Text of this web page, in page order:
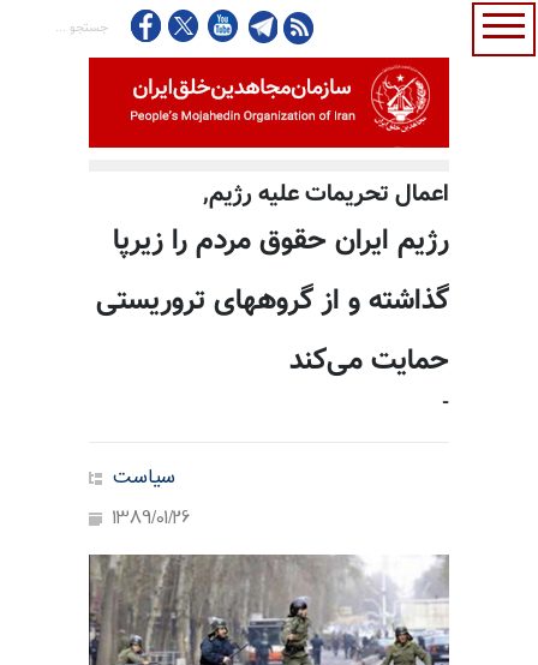
اعمال تحريمات عليه رژيم,
رژیم ایران حقوق مردم را زیرپا
گذاشته و از گروههای تروریستی
حمایت می‌کند
-
سیاست
1389/01/26